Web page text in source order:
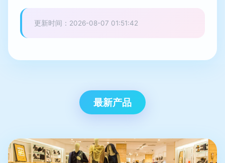
更新时间：2026-08-07 01:51:42
最新产品